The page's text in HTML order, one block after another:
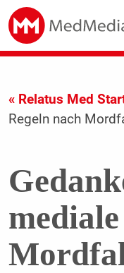
« Relatus Med
Regeln nach